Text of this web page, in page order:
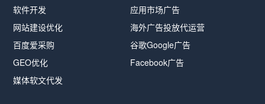
软件开发
网站建设优化
百度爱采购
GEO优化
媒体软文代发
应用市场广告
海外广告投放代运营
谷歌Google广告
Facebook广告